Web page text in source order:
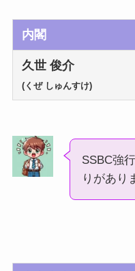
内閣
久世 俊介
(くぜ しゅんすけ)
SSBC強
りがあり